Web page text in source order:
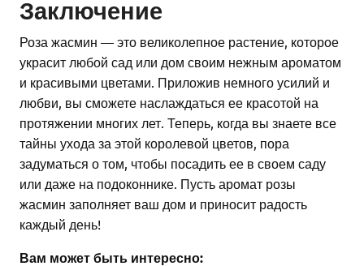
Заключение
Роза жасмин — это великолепное растение, которое
украсит любой сад или дом своим нежным ароматом
и красивыми цветами. Приложив немного усилий и
любви, вы сможете наслаждаться ее красотой на
протяжении многих лет. Теперь, когда вы знаете все
тайны ухода за этой королевой цветов, пора
задуматься о том, чтобы посадить ее в своем саду
или даже на подоконнике. Пусть аромат розы
жасмин заполняет ваш дом и приносит радость
каждый день!
Вам может быть интересно: